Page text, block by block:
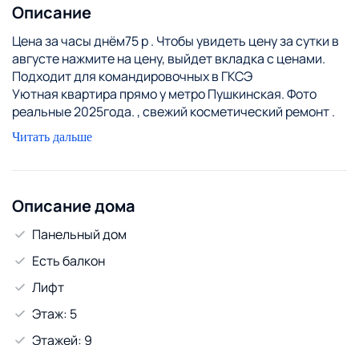
Описание
Цена за часы днём75 р . Чтобы увидеть цену за сутки в
августе нажмите на цену, выйдет вкладка с ценами.
Подходит для командировочных в ГКСЭ
Уютная квартира прямо у метро Пушкинская. Фото
реальные 2025года. , свежий косметический ремонт .
Рядом с центром города, 10 минут до Немиги, удобный
выезд по всем направлениям прямой выезд на МКАД
теннисные корты, Центр репродукции Мать и Дитя, и
тд.
Ждём аккуратных и порядочных гостей, берегущих
имущество и покой соседей. Мы не селим младше 26ти
На этаже установлено видеонаблюдение, квартира
под охраной.
Для пары или семьи с ребёнком.
Квартира только для проживания 1-4 человек.
Читать дальше
Описание дома
Панельный дом
Есть балкон
Лифт
Этаж: 5
Этажей: 9